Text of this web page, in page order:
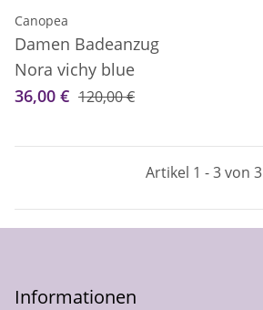
Canopea
Damen Badeanzug
Nora vichy blue
36,00 € 120,00 €
Artikel 1 - 3 von 3
Informationen